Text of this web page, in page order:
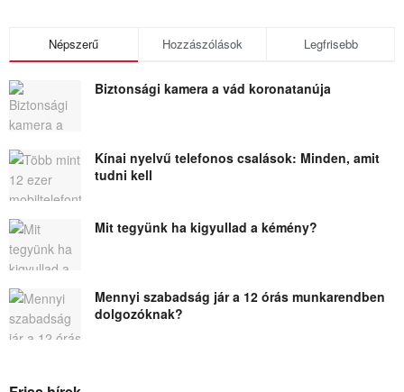
Népszerű Hozzászólások Legfrisebb
Biztonsági kamera a vád koronatanúja
Kínai nyelvű telefonos csalások: Minden, amit
tudni kell
Mit tegyünk ha kigyullad a kémény?
Mennyi szabadság jár a 12 órás munkarendben
dolgozóknak?